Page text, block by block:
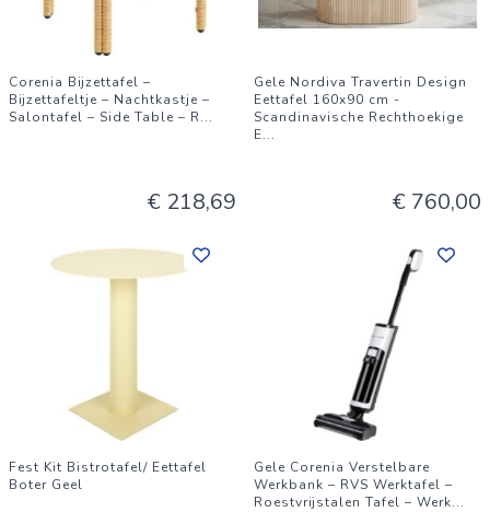
Corenia Bijzettafel –
Bijzettafeltje – Nachtkastje –
Salontafel – Side Table – R...
€ 218,69
Gele Nordiva Travertin Design
Eettafel 160x90 cm -
Scandinavische Rechthoekige
E...
€ 760,00
Fest Kit Bistrotafel/ Eettafel
Boter Geel
Gele Corenia Verstelbare
Werkbank – RVS Werktafel –
Roestvrijstalen Tafel – Werk...